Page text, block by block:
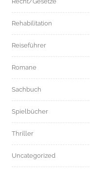
Rehabilitation
Reiseführer
Romane
Sachbuch
Spielbücher
Thriller
Uncategorized